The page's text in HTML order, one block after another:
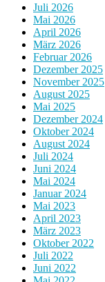
Juli 2026
Mai 2026
April 2026
März 2026
Februar 2026
Dezember 2025
November 2025
August 2025
Mai 2025
Dezember 2024
Oktober 2024
August 2024
Juli 2024
Juni 2024
Mai 2024
Januar 2024
Mai 2023
April 2023
März 2023
Oktober 2022
Juli 2022
Juni 2022